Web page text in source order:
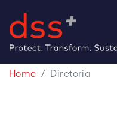
Home Diretoria